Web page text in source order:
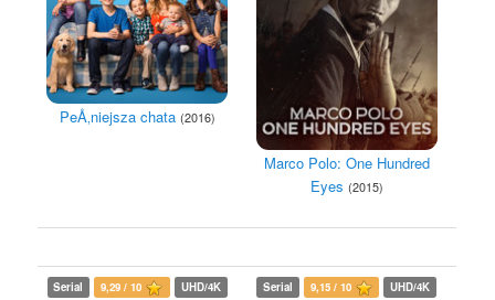
PeÅ‚niejsza chata (2016)
Marco Polo: One Hundred
Eyes (2015)
Serial 9,29 / 10 UHD/4K Serial 9,15 / 10 UHD/4K